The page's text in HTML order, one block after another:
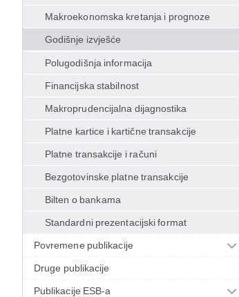
Makroekonomska kretanja i prognoze
Godišnje izvješće
Polugodišnja informacija
Financijska stabilnost
Makroprudencijalna dijagnostika
Platne kartice i kartične transakcije
Platne transakcije i računi
Bezgotovinske platne transakcije
Bilten o bankama
Standardni prezentacijski format
Povremene publikacije
Druge publikacije
Publikacije ESB-a